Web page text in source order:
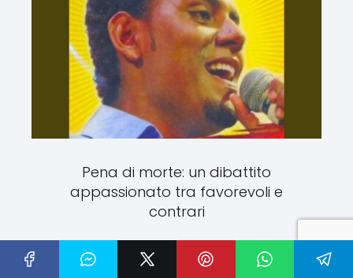
Pena di morte: un dibattito
appassionato tra favorevoli e
contrari